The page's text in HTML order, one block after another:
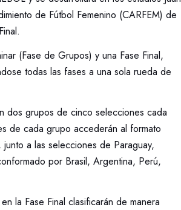
de Fútbol Femenino (CARFEM) de
(Fase de Grupos) y una Fase Final,
todas las fases a una sola rueda de
dos grupos de cinco selecciones cada
de cada grupo accederán al formato
a las selecciones de Paraguay,
por Brasil, Argentina, Perú,
la Fase Final clasificarán de manera